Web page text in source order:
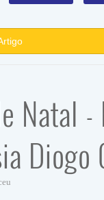
Natal -
Diogo